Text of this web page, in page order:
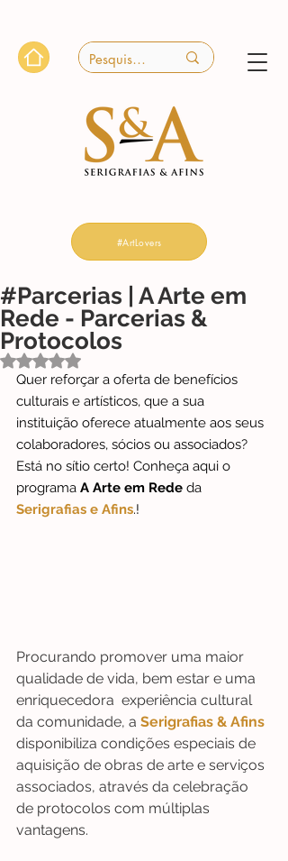
#ArtLovers
#Parcerias | A Arte em
Rede - Parcerias &
Protocolos
Avaliado com NaN de 5 estrelas.
Quer reforçar a oferta de benefícios
culturais e artísticos, que a sua
instituição oferece atualmente aos seus
colaboradores, sócios ou associados?
Está no sítio certo! Conheça aqui o
programa A Arte em Rede da
Serigrafias e Afins.!
Procurando promover uma maior
qualidade de vida, bem estar e uma
enriquecedora  experiência cultural
da comunidade, a Serigrafias & Afins
disponibiliza condições especiais de
aquisição de obras de arte e serviços
associados, através da celebração
de protocolos com múltiplas
vantagens.